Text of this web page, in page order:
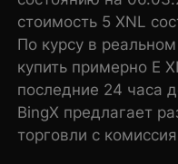
стоимость 5 XNL
По курсу в
купить примерно E
последние 24 часа
BingX предлагает
торговли с